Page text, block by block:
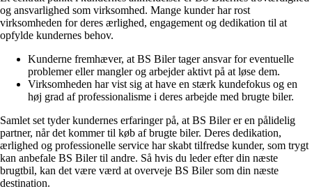
og ansvarlighed som virksomhed. Mange kunder har rost
virksomheden for deres ærlighed, engagement og dedikation til at
opfylde kundernes behov.
Kunderne fremhæver, at BS Biler tager ansvar for eventuelle
problemer eller mangler og arbejder aktivt på at løse dem.
Virksomheden har vist sig at have en stærk kundefokus og en
høj grad af professionalisme i deres arbejde med brugte biler.
Samlet set tyder kundernes erfaringer på, at BS Biler er en pålidelig
partner, når det kommer til køb af brugte biler. Deres dedikation,
ærlighed og professionelle service har skabt tilfredse kunder, som trygt
kan anbefale BS Biler til andre. Så hvis du leder efter din næste
brugtbil, kan det være værd at overveje BS Biler som din næste
destination.